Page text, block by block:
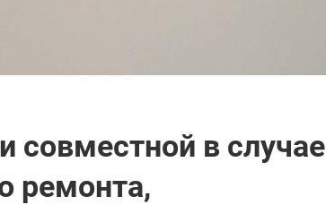
совместной в случае
ремонта,